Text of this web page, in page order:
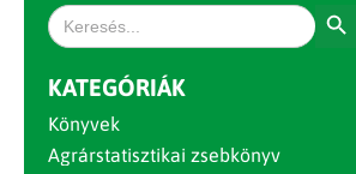
Search
for:
KATEGÓRIÁK
Könyvek
Agrárstatisztikai zsebkönyv